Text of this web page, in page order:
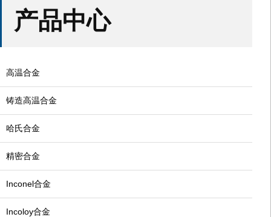
产品中心
高温合金
铸造高温合金
哈氏合金
精密合金
Inconel合金
Incoloy合金